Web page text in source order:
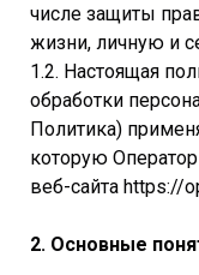
числе защиты
жизни, личную и
1.2. Настоящая
обработки
Политика)
которую
веб-сайта https://
2. Основные